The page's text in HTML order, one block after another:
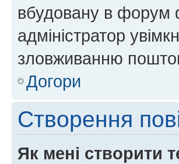
вбудовану в форум
адміністратор
зловживанню
Догори
Створення
Як мені створити